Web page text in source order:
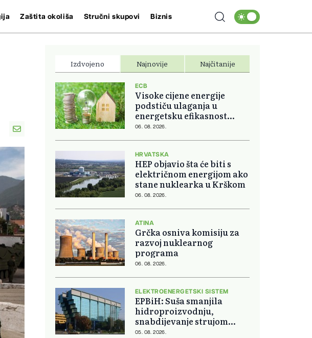
Zaštita okoliša Stručni skupovi Biznis
Izdvojeno Najnovije Najčitanije
ECB
Visoke cijene energije
podstiču ulaganja u
energetsku efikasnost
domova
06. 08. 2026.
HRVATSKA
HEP objavio šta će biti s
električnom energijom ako
stane nuklearka u Krškom
06. 08. 2026.
ATINA
Grčka osniva komisiju za
razvoj nuklearnog
programa
06. 08. 2026.
ELEKTROENERGETSKI SISTEM
EPBiH: Suša smanjila
hidroproizvodnju,
snabdijevanje strujom
ostaje stabilno
05. 08. 2026.